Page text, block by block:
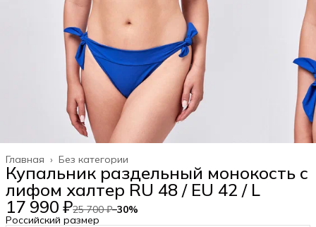
Без категории
Главная ›
Купальник раздельный монокость с
лифом халтер RU 48 / EU 42 / L
17 990 ₽25 700 ₽−30%
Российский размер